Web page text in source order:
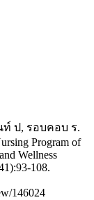
ป, รอบคอบ ร.
Program of
Wellness
108.
146024